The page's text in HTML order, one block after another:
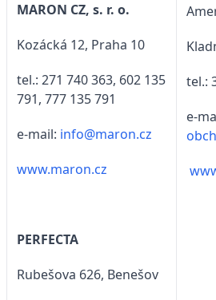
MARON CZ, s. r. o.
Kozácká 12, Praha 10
tel.: 271 740 363, 602 135
791, 777 135 791
e-mail: info@maron.cz
www.maron.cz
PERFECTA
Rubešova 626, Benešov
tel.:
e-